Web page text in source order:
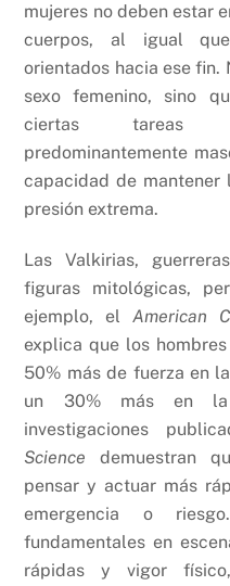
mujeres no deben estar
cuerpos, al igual
orientados hacia ese fin.
sexo femenino, sino
ciertas tareas
predominantemente
capacidad de
presión extrema.
Las Valkirias,
figuras mitológicas,
ejemplo, elAmerican
explica que los
50% más de fuerza en
un 30% más en la
investigaciones
Science demuestran
pensar y actuar más
emergencia o
fundamentales en
rápidas y vigor